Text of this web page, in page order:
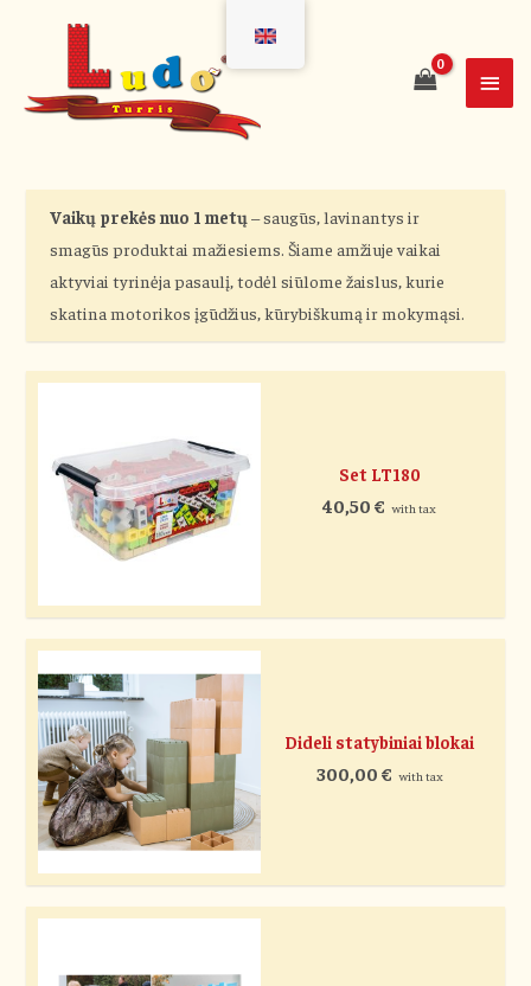
Vaikų prekės nuo 1 metų – saugūs, lavinantys ir
smagūs produktai mažiesiems. Šiame amžiuje vaikai
aktyviai tyrinėja pasaulį, todėl siūlome žaislus, kurie
skatina motorikos įgūdžius, kūrybiškumą ir mokymąsi.
Set LT180
40,50€ with tax
Dideli statybiniai blokai
300,00 € with tax